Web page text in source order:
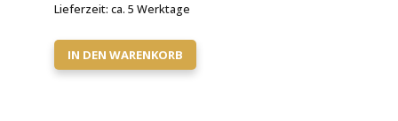
Lieferzeit: ca. 5 Werktage
IN DEN WARENKORB